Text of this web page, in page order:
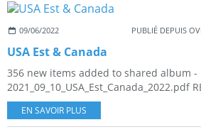
09/06/2022 PUBLIÉ DEPUIS
USA Est & Canada
356 new items added to shared album -
2021_09_10_USA_Est_Canada_2022.pdf
EN SAVOIR PLUS